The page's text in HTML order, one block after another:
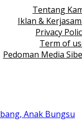
Tentang
Iklan &
Privacy
Term of
Pedoman Media